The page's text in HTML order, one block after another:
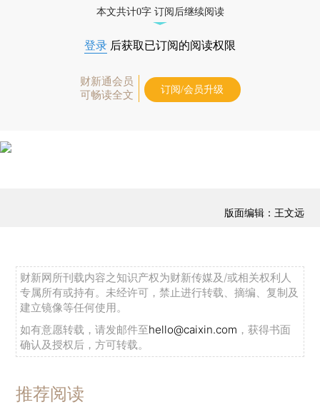
本文共计0字 订阅后继续阅读
登录 后获取已订阅的阅读权限
财新通会员
可畅读全文
订阅/会员升级
版面编辑：王文远
财新网所刊载内容之知识产权为财新传媒及/或相关权利人
专属所有或持有。未经许可，禁止进行转载、摘编、复制及
建立镜像等任何使用。
如有意愿转载，请发邮件至hello@caixin.com ，获得书面
确认及授权后，方可转载。
推荐阅读